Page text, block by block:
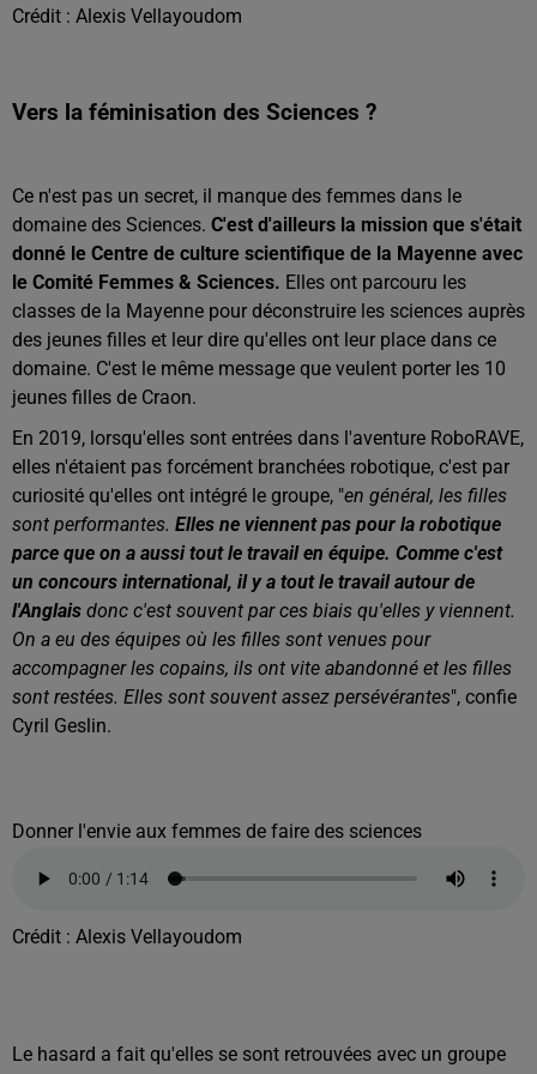
Crédit : Alexis Vellayoudom
Vers la féminisation des Sciences ?
Ce n'est pas un secret, il manque des femmes dans le
domaine des Sciences. C'est d'ailleurs la mission que s'était
donné le Centre de culture scientifique de la Mayenne avec
le Comité Femmes & Sciences. Elles ont parcouru les
classes de la Mayenne pour déconstruire les sciences auprès
des jeunes filles et leur dire qu'elles ont leur place dans ce
domaine. C'est le même message que veulent porter les 10
jeunes filles de Craon.
En 2019, lorsqu'elles sont entrées dans l'aventure RoboRAVE,
elles n'étaient pas forcément branchées robotique, c'est par
curiosité qu'elles ont intégré le groupe, "en général, les filles
sont performantes. Elles ne viennent pas pour la robotique
parce que on a aussi tout le travail en équipe. Comme c'est
un concours international, il y a tout le travail autour de
l'Anglais donc c'est souvent par ces biais qu'elles y viennent.
On a eu des équipes où les filles sont venues pour
accompagner les copains, ils ont vite abandonné et les filles
sont restées. Elles sont souvent assez persévérantes", confie
Cyril Geslin.
Donner l'envie aux femmes de faire des sciences
Crédit : Alexis Vellayoudom
Le hasard a fait qu'elles se sont retrouvées avec un groupe